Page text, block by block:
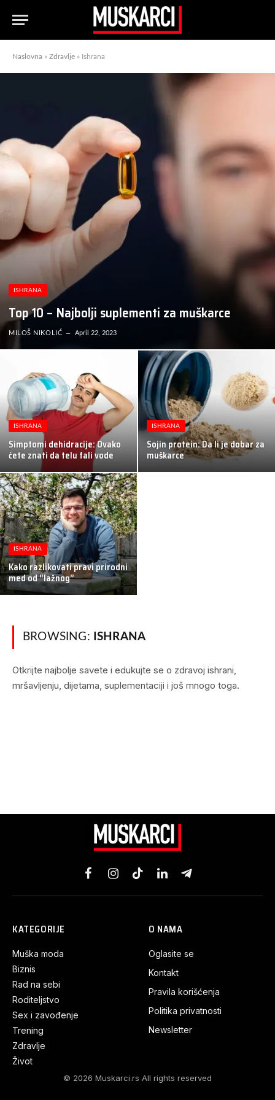
Naslovna » Zdravlje » Ishrana
ISHRANA
Top 10 – Najbolji suplementi za muškarce
MILOŠ NIKOLIĆ April 22, 2023
ISHRANA
Simptomi dehidracije: Ovako
ćete znati da telu fali vode
ISHRANA
Sojin protein: Da li je dobar za
muškarce
ISHRANA
Kako razlikovati pravi prirodni
med od “lažnog”
BROWSING: ISHRANA
Otkrijte najbolje savete i edukujte se o zdravoj ishrani,
mršavljenju, dijetama, suplementaciji i još mnogo toga.
FacebookInstagramTikTokLinkedInTelegram
KATEGORIJE
Muška moda
Biznis
Rad na sebi
Roditeljstvo
Sex i zavođenje
Trening
Zdravlje
Život
O NAMA
Oglasite se
Kontakt
Pravila korišćenja
Politika privatnosti
Newsletter
© 2026 Muskarci.rs All rights reserved